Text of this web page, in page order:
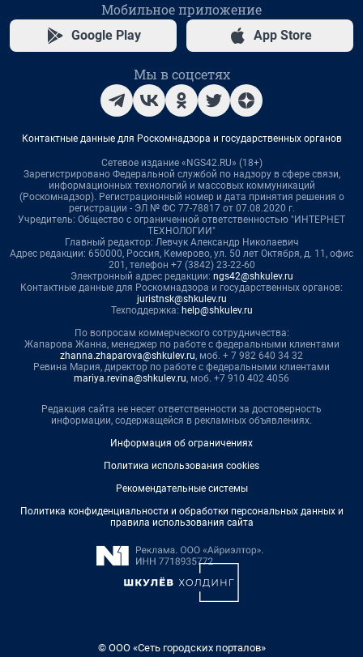
Мобильное приложение
Google Play App Store
Мы в соцсетях
Контактные данные для Роскомнадзора и государственных органов
Сетевое издание «NGS42.RU» (18+)
Зарегистрировано Федеральной службой по надзору в сфере связи,
информационных технологий и массовых коммуникаций
(Роскомнадзор). Регистрационный номер и дата принятия решения о
регистрации - ЭЛ № ФС 77-78817 от 07.08.2020 г.
Учредитель: Общество с ограниченной ответственностью "ИНТЕРНЕТ
ТЕХНОЛОГИИ"
Главный редактор: Левчук Александр Николаевич
Адрес редакции: 650000, Россия, Кемерово, ул. 50 лет Октября, д. 11, офис
201, телефон +7 (3842) 23-22-60
Электронный адрес редакции: ngs42@shkulev.ru
Контактные данные для Роскомнадзора и государственных органов:
juristnsk@shkulev.ru
Техподдержка: help@shkulev.ru
По вопросам коммерческого сотрудничества:
Жапарова Жанна, менеджер по работе с федеральными клиентами
zhanna.zhaparova@shkulev.ru, моб. + 7 982 640 34 32
Ревина Мария, директор по работе с федеральными клиентами
mariya.revina@shkulev.ru, моб. +7 910 402 4056
Редакция сайта не несет ответственности за достоверность
информации, содержащейся в рекламных объявлениях.
Информация об ограничениях
Политика использования cookies
Рекомендательные системы
Политика конфиденциальности и обработки персональных данных и
правила использования сайта
© ООО «Сеть городских порталов»